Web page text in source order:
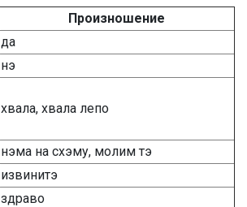
Произношение
да
нэ
хвала, хвала лепо
нэма на схэму, молим тэ
извинитэ
здраво